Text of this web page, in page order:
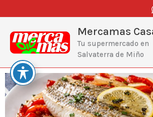
al
contenido
Mercamas
Tu supermercado en
Salvaterra de Miño